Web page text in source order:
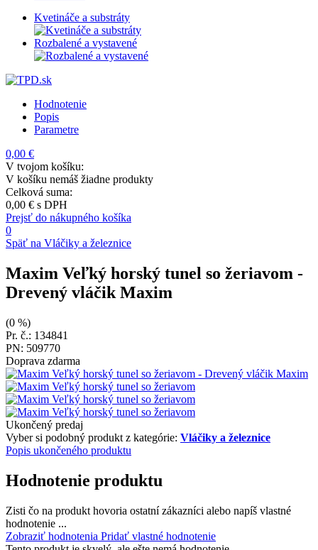
Kvetináče a substráty
Rozbalené a vystavené
Hodnotenie
Popis
Parametre
0,00 €
V tvojom košíku:
V košíku nemáš žiadne produkty
Celková suma:
0,00 € s DPH
Prejsť do nákupného košíka
0
Späť na Vláčiky a železnice
Maxim Veľký horský tunel so žeriavom -
Drevený vláčik Maxim
(0 %)
Pr. č.: 134841
PN: 509770
Doprava zdarma
Ukončený predaj
Vyber si podobný produkt z kategórie: Vláčiky a železnice
Popis ukončeného produktu
Hodnotenie produktu
Zisti čo na produkt hovoria ostatní zákazníci alebo napíš vlastné
hodnotenie ...
Zobraziť hodnotenia Pridať vlastné hodnotenie